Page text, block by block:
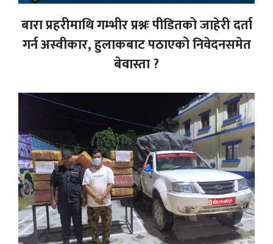
बारा प्रहरीमाथि गम्भीर प्रश्नः पीडितको जाहेरी दर्ता
गर्न अस्वीकार, हुलाकबाट पठाएको निवेदनसमेत
बेवास्ता ?